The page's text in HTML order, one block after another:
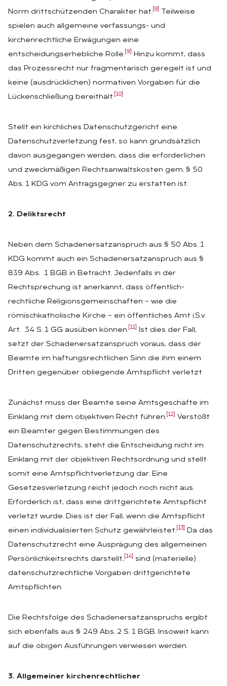
Norm drittschützenden Charakter hat. [8]
Teilweise
spielen auch allgemeine verfassungs- und
kirchenrechtliche Erwägungen eine
entscheidungserhebliche Rolle. [9]
Hinzu kommt, dass
das Prozessrecht nur fragmentarisch geregelt ist und
keine (ausdrücklichen) normativen Vorgaben für die
Lückenschließung bereithält. [10]
Stellt ein kirchliches Datenschutzgericht eine
Datenschutzverletzung fest, so kann grundsätzlich
davon ausgegangen werden, dass die erforderlichen
und zweckmäßigen Rechtsanwaltskosten gem. § 50
Abs. 1 KDG vom Antragsgegner zu erstatten ist.
2. Deliktsrecht
Neben dem Schadenersatzanspruch aus § 50 Abs. 1
KDG kommt auch ein Schadenersatzanspruch aus §
839 Abs. 1 BGB in Betracht. Jedenfalls in der
Rechtsprechung ist anerkannt, dass öffentlich-
rechtliche Religionsgemeinschaften – wie die
römischkatholische Kirche – ein öffentliches Amt i.S.v.
Art. 34 S. 1 GG ausüben können. [11]
Ist dies der Fall,
setzt der Schadenersatzanspruch voraus, dass der
Beamte im haftungsrechtlichen Sinn die ihm einem
Dritten gegenüber obliegende Amtspflicht verletzt
Zunächst muss der Beamte seine Amtsgeschäfte im
Einklang mit dem objektiven Recht führen. [12]
Verstößt
ein Beamter gegen Bestimmungen des
Datenschutzrechts, steht die Entscheidung nicht im
Einklang mit der objektiven Rechtsordnung und stellt
somit eine Amtspflichtverletzung dar. Eine
Gesetzesverletzung reicht jedoch noch nicht aus.
Erforderlich ist, dass eine drittgerichtete Amtspflicht
verletzt wurde. Dies ist der Fall, wenn die Amtspflicht
einen individualisierten Schutz gewährleistet. [13]
Da das
Datenschutzrecht eine Ausprägung des allgemeinen
Persönlichkeitsrechts darstellt, [14]
sind (materielle)
datenschutzrechtliche Vorgaben drittgerichtete
Amtspflichten.
Die Rechtsfolge des Schadenersatzanspruchs ergibt
sich ebenfalls aus § 249 Abs. 2 S. 1 BGB. Insoweit kann
auf die obigen Ausführungen verwiesen werden.
3. Allgemeiner kirchenrechtlicher